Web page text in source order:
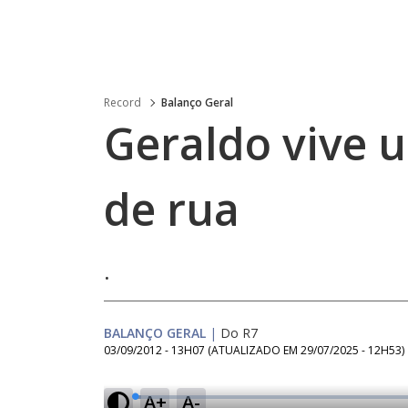
Record Balanço Geral
Geraldo vive
de rua
.
BALANÇO GERAL | Do R7
03/09/2012 - 13H07 (ATUALIZADO EM 29/07/2025 - 12H53)
A+ A-
L